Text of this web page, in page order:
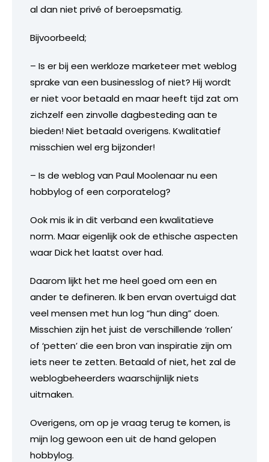
al dan niet privé of beroepsmatig.
Bijvoorbeeld;
– Is er bij een werkloze marketeer met weblog
sprake van een businesslog of niet? Hij wordt
er niet voor betaald en maar heeft tijd zat om
zichzelf een zinvolle dagbesteding aan te
bieden! Niet betaald overigens. Kwalitatief
misschien wel erg bijzonder!
– Is de weblog van Paul Moolenaar nu een
hobbylog of een corporatelog?
Ook mis ik in dit verband een kwalitatieve
norm. Maar eigenlijk ook de ethische aspecten
waar Dick het laatst over had.
Daarom lijkt het me heel goed om een en
ander te defineren. Ik ben ervan overtuigd dat
veel mensen met hun log “hun ding” doen.
Misschien zijn het juist de verschillende ‘rollen’
of ‘petten’ die een bron van inspiratie zijn om
iets neer te zetten. Betaald of niet, het zal de
weblogbeheerders waarschijnlijk niets
uitmaken.
Overigens, om op je vraag terug te komen, is
mijn log gewoon een uit de hand gelopen
hobbylog.